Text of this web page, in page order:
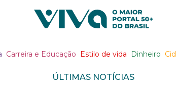
Carreira e Educação Estilo de vida Dinheiro
ÚLTIMAS NOTÍCIAS